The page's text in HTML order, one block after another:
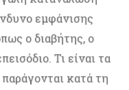
εμφάνισης
ο διαβήτης, ο
Τι είναι τα
κατά τη